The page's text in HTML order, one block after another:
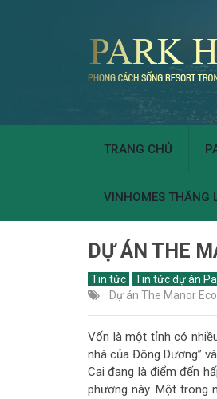
TRANG CHỦ
VINHOMES THĂNG
DỰ ÁN THE
Tin tức
Tin tức dự án
Dự án The Manor
Vốn là một tỉnh có
nhà của Đông Dương”
Cai đang là điểm đến
phương này. Một trong